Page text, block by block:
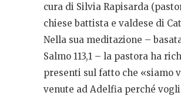
cura di Silvia Rapisarda
chiese battista e valdese di
Nella sua meditazione –
Salmo 113,1 – la pastora ha
presenti sul fatto che «siamo
venute ad Adelfia perché